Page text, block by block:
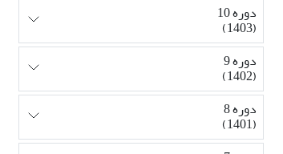
دوره 10
(1403)
دوره 9
(1402)
دوره 8
(1401)